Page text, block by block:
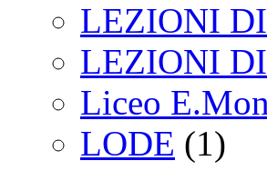
LEZIONI
LEZIONI
Liceo
LODE (1)